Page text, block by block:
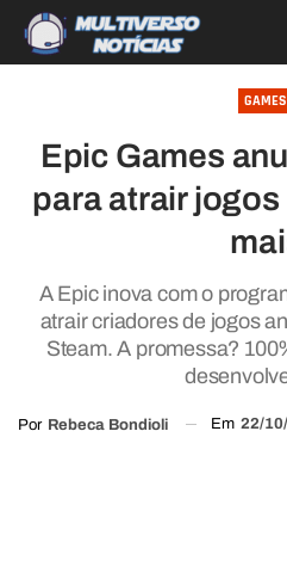
GAMES
Epic Games
para atrair
A Epic inova com o
atrair criadores de jogos
Steam. A promessa?
Por Rebeca Bondioli Em 22/